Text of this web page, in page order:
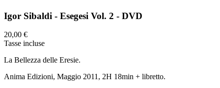
Igor Sibaldi - Esegesi Vol. 2 - DVD
20,00 €
Tasse incluse
La Bellezza delle Eresie.
Anima Edizioni, Maggio 2011, 2H 18min + libretto.